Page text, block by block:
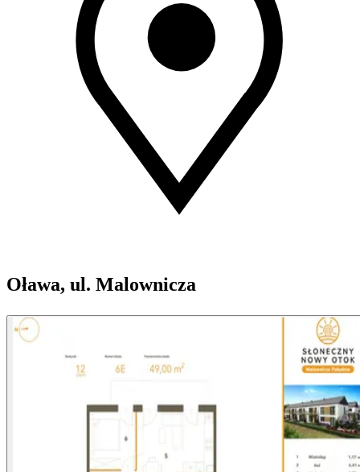
Oława, ul. Malownicza